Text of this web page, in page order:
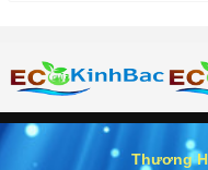
Thương